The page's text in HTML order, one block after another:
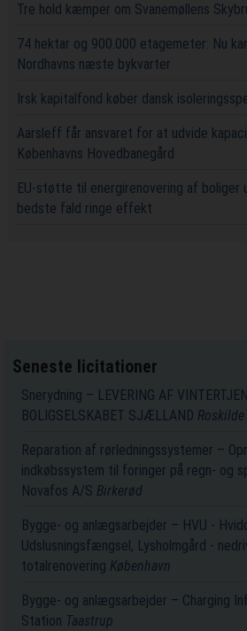
Tre hold kæmper om Svanemøllens
74 hektar og 900.000 etagemeter: Nu
Nordhavns næste bykvarter
Irsk kapitalfond køber dansk
Aarsleff får ansvaret for at udvide
Københavns Hovedbanegård
EU-støtte til energirenovering af boliger
bedste fald ringe effekt
Seneste licitationer
Snerydning – LEVERING AF
BOLIGSELSKABET SJÆLLAND Roskilde
Reparation af rørledningssystemer –
indkøbssystem til foringer på regn- og
Novafos A/S Birkerød
Bygge- og anlægsarbejder – HVU -
Udslusningsfængsel, Lysholmgård -
totalrenovering København
Bygge- og anlægsarbejder – Charging
Station Taastrup